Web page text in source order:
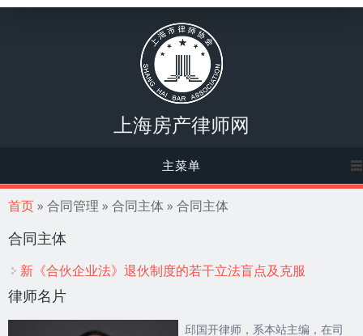
上海房产律师网
主菜单
你在这里
首页» 合同管理 » 合同主体 » 合同主体
合同主体
新《合伙企业法》退伙制度的若干立法盲点及克服
律师名片
邱国开律师，系本站主编，在司